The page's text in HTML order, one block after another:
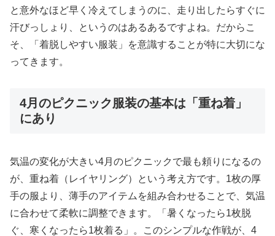
と意外なほど早く冷えてしまうのに、走り出したらすぐに
汗びっしょり、というのはあるあるですよね。だからこ
そ、「着脱しやすい服装」を意識することが特に大切にな
ってきます。
4月のピクニック服装の基本は「重ね着」
にあり
気温の変化が大きい4月のピクニックで最も頼りになるの
が、重ね着（レイヤリング）という考え方です。1枚の厚
手の服より、薄手のアイテムを組み合わせることで、気温
に合わせて柔軟に調整できます。「暑くなったら1枚脱
ぐ、寒くなったら1枚着る」。このシンプルな作戦が、4